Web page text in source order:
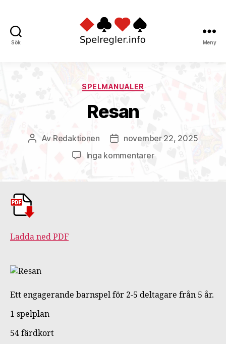
Sök Meny
Kategorier
SPELMANUALER
Resan
Inläggsförfattare
Av Redaktionen Inläggsdatum
november 22, 2025
Inga kommentarertill
Ladda ned PDF
Ett engagerande barnspel för 2-5 deltagare från 5 år.
1 spelplan
54 färdkort